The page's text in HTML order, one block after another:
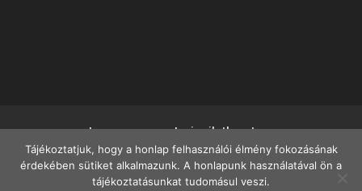
Impresszum
Jogi nyilatkozat
Adatvédelmi szabályzat
Adatvédelmi tájékoztató
Tájékoztatjuk, hogy a honlap felhasználói élmény fokozásának
érdekében sütiket alkalmazunk. A honlapunk használatával ön a
tájékoztatásunkat tudomásul veszi.